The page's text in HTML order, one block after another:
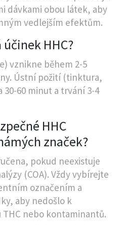
dávkami obou látek, aby
vedlejším efektům.
HHC?
vznikne během 2-5
Ústní požití (tinktura,
30-60 minut a trvání 3-4
HHC
značek?
pokud neexistuje
(COA). Vždy vybírejte
označením a
aby nedošlo k
nebo kontaminantů.